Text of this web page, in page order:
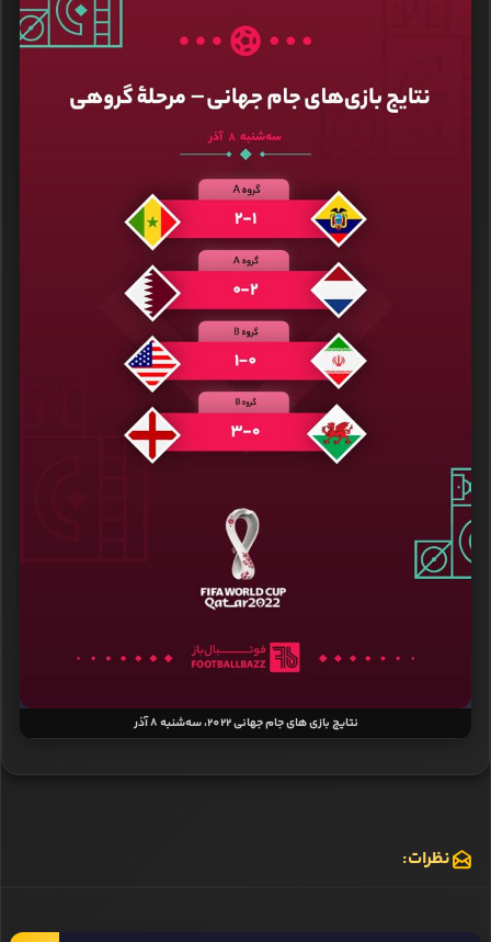
نتایج بازی‌ های جام جهانی 2022، سه‌شنبه 8 آذر
نظرات: